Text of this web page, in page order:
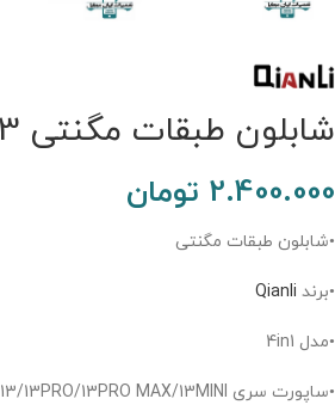
شابلون طبقات مگنتی Qianli IP13
2.400.000 تومان
•شابلون طبقات مگنتی
•برند Qianli
•مدل 4in1
•ساپورت سری 13/13PRO/13PRO MAX/13MINI